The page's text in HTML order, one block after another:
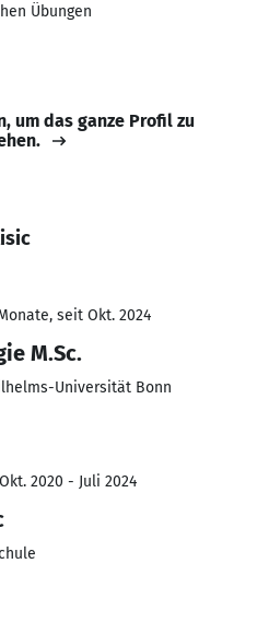
Übungen
um das ganze Profil zu
seit Okt. 2024
M.Sc.
Universität Bonn
2020 - Juli 2024